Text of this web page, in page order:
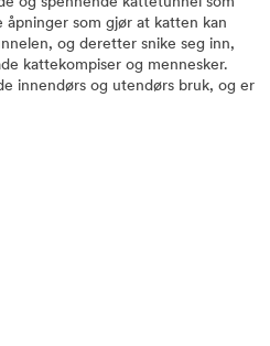
som gjør at katten kan
og deretter snike seg inn,
kattekompiser og mennesker.
innendørs og utendørs bruk, og er